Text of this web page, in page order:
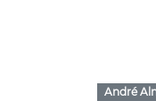
André